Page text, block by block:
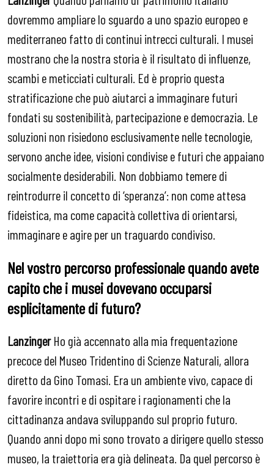
dovremmo ampliare lo sguardo a uno spazio europeo e
mediterraneo fatto di continui intrecci culturali. I musei
mostrano che la nostra storia è il risultato di influenze,
scambi e meticciati culturali. Ed è proprio questa
stratificazione che può aiutarci a immaginare futuri
fondati su sostenibilità, partecipazione e democrazia. Le
soluzioni non risiedono esclusivamente nelle tecnologie,
servono anche idee, visioni condivise e futuri che appaiano
socialmente desiderabili. Non dobbiamo temere di
reintrodurre il concetto di ‘speranza’: non come attesa
fideistica, ma come capacità collettiva di orientarsi,
immaginare e agire per un traguardo condiviso.
Nel vostro percorso professionale quando avete
capito che i musei dovevano occuparsi
esplicitamente di futuro?
LanzingerHo già accennato alla mia frequentazione
precoce del Museo Tridentino di Scienze Naturali, allora
diretto da Gino Tomasi. Era un ambiente vivo, capace di
favorire incontri e di ospitare i ragionamenti che la
cittadinanza andava sviluppando sul proprio futuro.
Quando anni dopo mi sono trovato a dirigere quello stesso
museo, la traiettoria era già delineata. Da quel percorso è